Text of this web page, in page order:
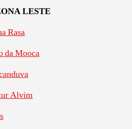
LESTE
Rasa
da Mooca
Alvim